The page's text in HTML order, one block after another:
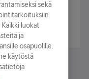
sekä
luokat
ja
osapuolille.
käytöstä